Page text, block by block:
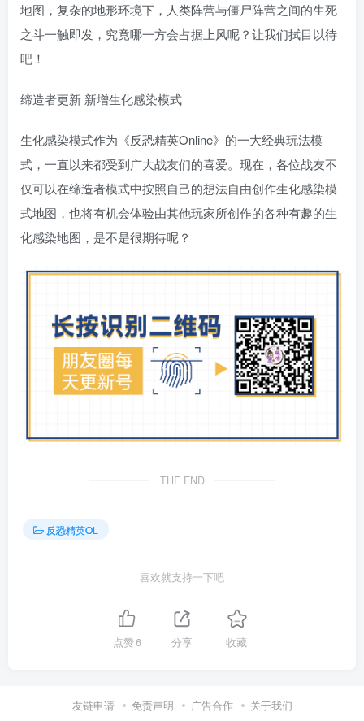
地图，复杂的地形环境下，人类阵营与僵尸阵营之间的生死
之斗一触即发，究竟哪一方会占据上风呢？让我们拭目以待
吧！
缔造者更新 新增生化感染模式
生化感染模式作为《反恐精英Online》的一大经典玩法模
式，一直以来都受到广大战友们的喜爱。现在，各位战友不
仅可以在缔造者模式中按照自己的想法自由创作生化感染模
式地图，也将有机会体验由其他玩家所创作的各种有趣的生
化感染地图，是不是很期待呢？
THE END
反恐精英OL
喜欢就支持一下吧
点赞6 分享 收藏
友链申请 免责声明 广告合作 关于我们